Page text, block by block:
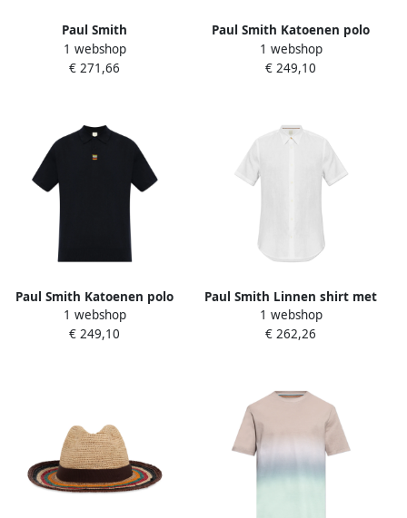
Paul Smith
Kortemouwenshirt Orange
Heren
1 webshop
€ 271,66
Paul Smith Katoenen polo
Green Heren
1 webshop
€ 249,10
Paul Smith Katoenen polo
Blue Heren
1 webshop
€ 249,10
Paul Smith Linnen shirt met
korte mouwen White Heren
1 webshop
€ 262,26